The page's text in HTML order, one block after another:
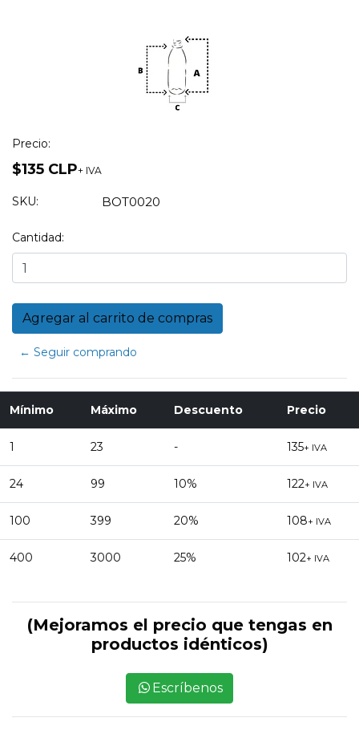
Precio:
$135 CLP+ IVA
SKU: BOT0020
Cantidad:
← Seguir comprando
Mínimo Máximo Descuento Precio
1 23 - 135+ IVA
24 99 10% 122+ IVA
100 399 20% 108+ IVA
400 3000 25% 102+ IVA
(Mejoramos el precio que tengas en
productos idénticos)
Escríbenos